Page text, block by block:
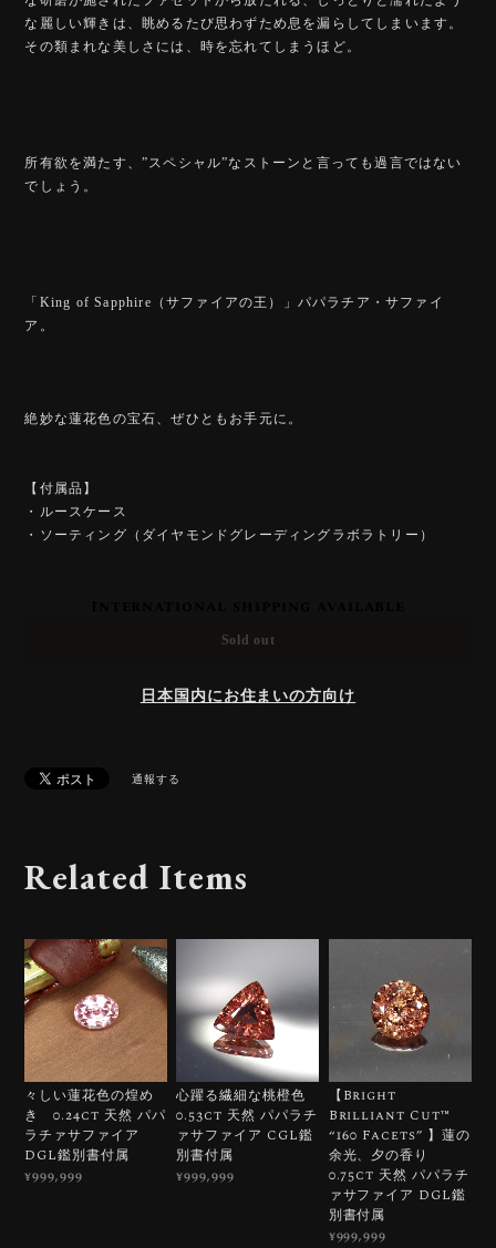
な麗しい輝きは、眺めるたび思わずため息を漏らしてしまいます。
その類まれな美しさには、時を忘れてしまうほど。
所有欲を満たす、”スペシャル”なストーンと言っても過言ではない
でしょう。
「King of Sapphire（サファイアの王）」パパラチア・サファイ
ア。
絶妙な蓮花色の宝石、ぜひともお手元に。
【付属品】
・ルースケース
・ソーティング（ダイヤモンドグレーディングラボラトリー）
Sold out
日本国内にお住まいの方向け
通報する
Related Items
々しい蓮花色の煌め
き 0.24ct 天然 パパ
ラチァサファイア
DGL鑑別書付属
¥999,999
心躍る繊細な桃橙色
0.53ct 天然 パパラチ
ァサファイア CGL鑑
別書付属
¥999,999
【Bright
Brilliant Cut™️
“160 Facets” 】蓮の
余光、夕の香り
0.75ct 天然 パパラチ
ァサファイア DGL鑑
別書付属
¥999,999